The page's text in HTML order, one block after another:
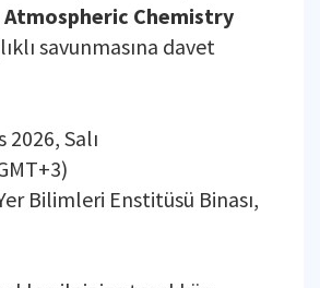
Chemistry
savunmasına davet
2026, Salı
Bilimleri Enstitüsü Binası,